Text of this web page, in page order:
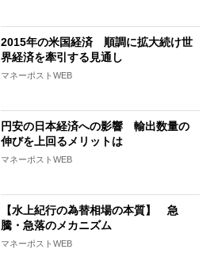
2015年の米国経済 順調に拡大続け世
界経済を牽引する見通し
マネーポストWEB
円安の日本経済への影響 輸出数量の
伸びを上回るメリットは
マネーポストWEB
【水上紀行の為替相場の本質】 急
騰・急落のメカニズム
マネーポストWEB